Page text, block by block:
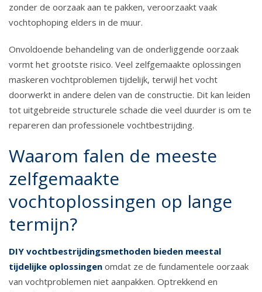
zonder de oorzaak aan te pakken, veroorzaakt vaak
vochtophoping elders in de muur.
Onvoldoende behandeling van de onderliggende oorzaak
vormt het grootste risico. Veel zelfgemaakte oplossingen
maskeren vochtproblemen tijdelijk, terwijl het vocht
doorwerkt in andere delen van de constructie. Dit kan leiden
tot uitgebreide structurele schade die veel duurder is om te
repareren dan professionele vochtbestrijding.
Waarom falen de meeste
zelfgemaakte
vochtoplossingen op lange
termijn?
DIY vochtbestrijdingsmethoden bieden meestal
tijdelijke oplossingen omdat ze de fundamentele oorzaak
van vochtproblemen niet aanpakken. Optrekkend en